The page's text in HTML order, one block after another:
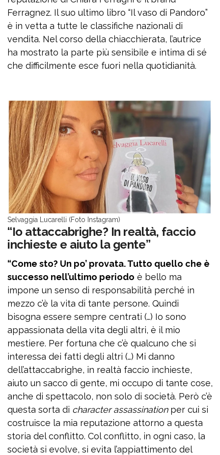
Ferragnez. Il suo ultimo libro “Il vaso di Pandoro”
è in vetta a tutte le classifiche nazionali di
vendita. Nel corso della chiacchierata, l’autrice
ha mostrato la parte più sensibile e intima di sé
che difficilmente esce fuori nella quotidianità.
Selvaggia Lucarelli (Foto Instagram)
“Io attaccabrighe? In realtà, faccio
inchieste e aiuto la gente”
“Come sto? Un po’ provata. Tutto quello che è
successo nell’ultimo periodo è bello ma
impone un senso di responsabilità perché in
mezzo c’è la vita di tante persone. Quindi
bisogna essere sempre centrati (…) Io sono
appassionata della vita degli altri, è il mio
mestiere. Per fortuna che c’è qualcuno che si
interessa dei fatti degli altri (…) Mi danno
dell’attaccabrighe, in realtà faccio inchieste,
aiuto un sacco di gente, mi occupo di tante cose,
anche di spettacolo, non solo di società. Però c’è
questa sorta di character assassination per cui si
costruisce la mia reputazione attorno a questa
storia del conflitto. Col conflitto, in ogni caso, la
società si evolve, si evita l’appiattimento del